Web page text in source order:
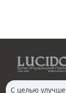
С целью